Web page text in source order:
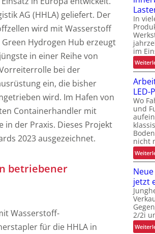
AG (HHLA) geliefert. Der
wird mit Wasserstoff
Hydrogen Hub erzeugt
in einer Reihe von
bei der
ein, die bisher
wird. Im Hafen von
Containerhandler mit
der Praxis. Dieses Projekt
2023 ausgezeichnet.
betriebener
Wasserstoff-
für die HHLA in
r
a
i
s
t
s
t
s
In
im
LED-
Wo
und
nicht
jetzt
2/2i